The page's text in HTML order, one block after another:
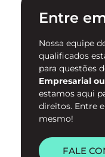
Entre
Nossa equipe
qualificados
para questões
Empresarial
estamos aqui
direitos. Entre
mesmo!
FALE